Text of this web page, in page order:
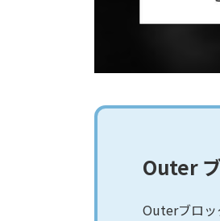
Outer
Outerブロッ